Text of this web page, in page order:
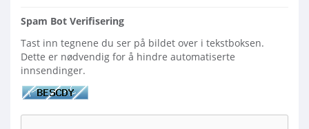
Spam Bot Verifisering
Tast inn tegnene du ser på bildet over i tekstboksen.
Dette er nødvendig for å hindre automatiserte
innsendinger.